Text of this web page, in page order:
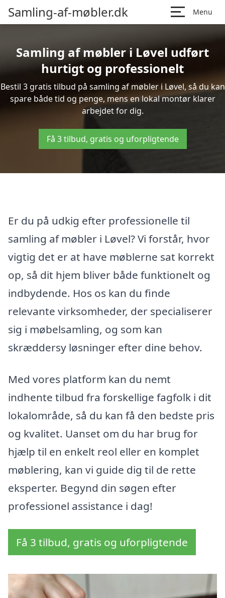
Samling-af-møbler.dk Menu
Samling af møbler i Løvel udført
hurtigt og professionelt
Bestil 3 gratis tilbud på samling af møbler i Løvel, så du kan
spare både tid og penge, mens en lokal montør klarer
arbejdet for dig.
Få 3 tilbud, gratis og uforpligtende
Er du på udkig efter professionelle til
samling af møbler i Løvel? Vi forstår, hvor
vigtig det er at have møblerne sat korrekt
op, så dit hjem bliver både funktionelt og
indbydende. Hos os kan du finde
relevante virksomheder, der specialiserer
sig i møbelsamling, og som kan
skræddersy løsninger efter dine behov.
Med vores platform kan du nemt
indhente tilbud fra forskellige fagfolk i dit
lokalområde, så du kan få den bedste pris
og kvalitet. Uanset om du har brug for
hjælp til en enkelt reol eller en komplet
møblering, kan vi guide dig til de rette
eksperter. Begynd din søgen efter
professionel assistance i dag!
Få 3 tilbud, gratis og uforpligtende